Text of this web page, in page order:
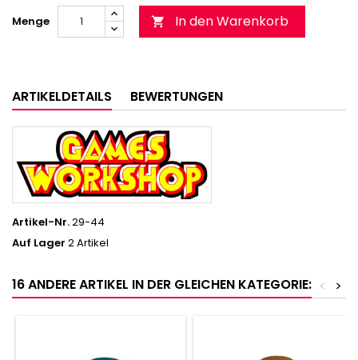
Menge  In den Warenkorb
ARTIKELDETAILS BEWERTUNGEN
Artikel-Nr.29-44
Auf Lager 2 Artikel
16 ANDERE ARTIKEL IN DER GLEICHEN KATEGORIE: >
<